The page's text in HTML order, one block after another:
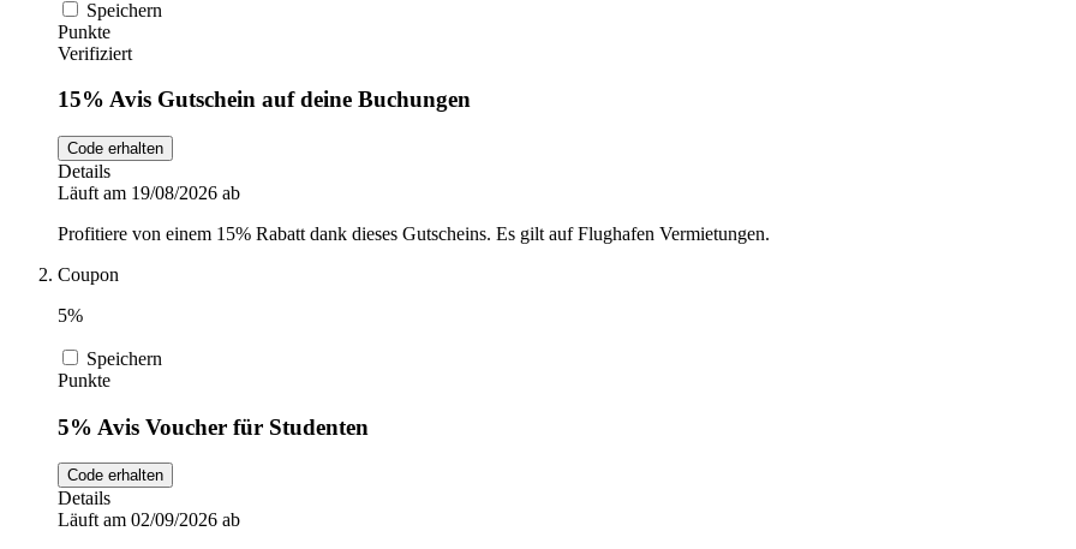
Speichern
Punkte
Verifiziert
15% Avis Gutschein auf deine Buchungen
Code erhalten
Details
Läuft am 19/08/2026 ab
Profitiere von einem 15% Rabatt dank dieses Gutscheins. Es gilt auf Flughafen Vermietungen.
Coupon
5%
Speichern
Punkte
5% Avis Voucher für Studenten
Code erhalten
Details
Läuft am 02/09/2026 ab